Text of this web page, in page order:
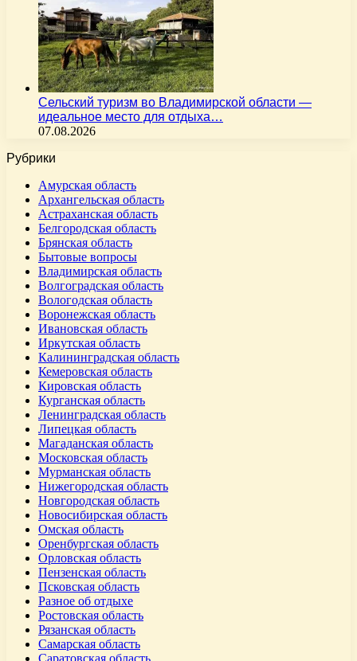
Сельский туризм во Владимирской области —
идеальное место для отдыха…
07.08.2026
Рубрики
Амурская область
Архангельская область
Астраханская область
Белгородская область
Брянская область
Бытовые вопросы
Владимирская область
Волгоградская область
Вологодская область
Воронежская область
Ивановская область
Иркутская область
Калининградская область
Кемеровская область
Кировская область
Курганская область
Ленинградская область
Липецкая область
Магаданская область
Московская область
Мурманская область
Нижегородская область
Новгородская область
Новосибирская область
Омская область
Оренбургская область
Орловская область
Пензенская область
Псковская область
Разное об отдыхе
Ростовская область
Рязанская область
Самарская область